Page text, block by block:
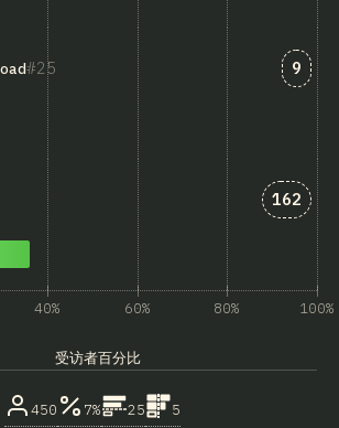
25 匹配
9
匹配“其
162
40% 60% 80% 100%
受访者百分比
450 7% 25
5